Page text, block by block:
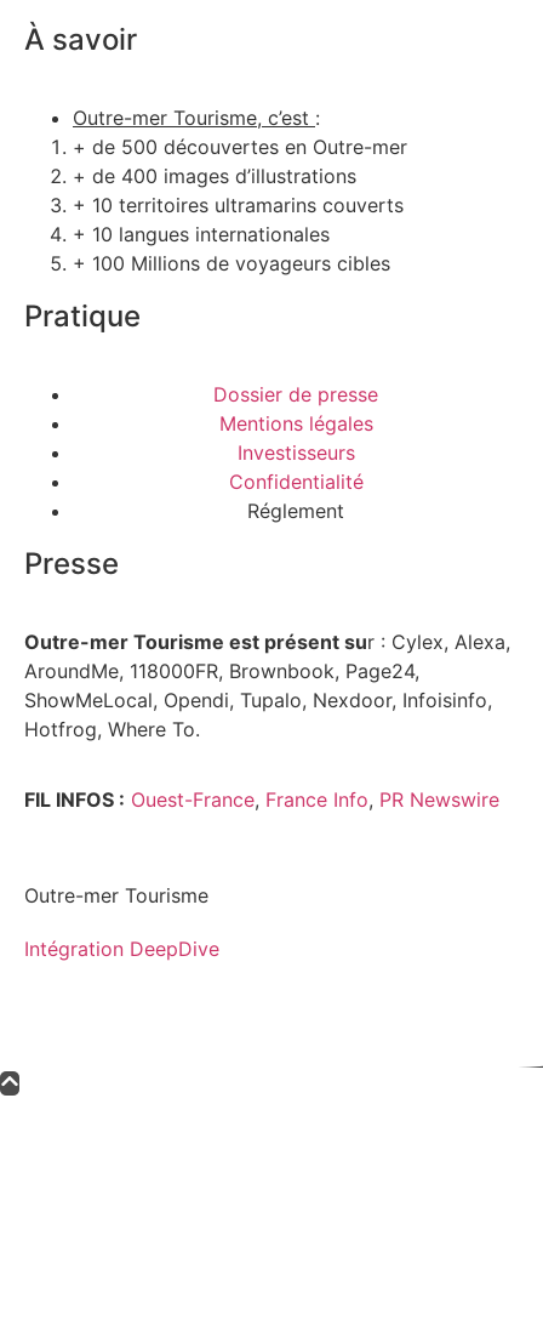
À savoir
Outre-mer Tourisme, c’est :
+ de 500 découvertes en Outre-mer
+ de 400 images d’illustrations
+ 10 territoires ultramarins couverts
+ 10 langues internationales
+ 100 Millions de voyageurs cibles
Pratique
Dossier de presse
Mentions légales
Investisseurs
Confidentialité
Réglement
Presse
Outre-mer Tourisme est présent sur : Cylex, Alexa,
AroundMe, 118000FR, Brownbook, Page24,
ShowMeLocal, Opendi, Tupalo, Nexdoor, Infoisinfo,
Hotfrog, Where To.
FIL INFOS : Ouest-France, France Info, PR Newswire
Outre-mer Tourisme
Intégration DeepDive